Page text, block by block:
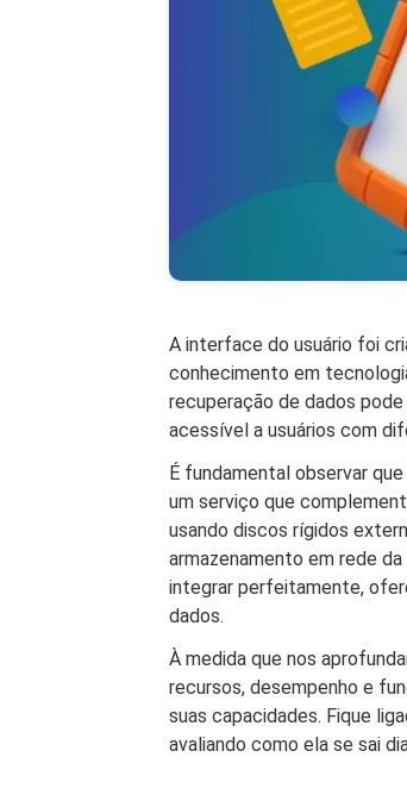
A interface do usuário foi
conhecimento em
recuperação de dados
acessível a usuários com
É fundamental observar
um serviço que
usando discos rígidos
armazenamento em rede
integrar perfeitamente,
dados.
À medida que nos
recursos, desempenho e
suas capacidades. Fique
avaliando como ela se sai